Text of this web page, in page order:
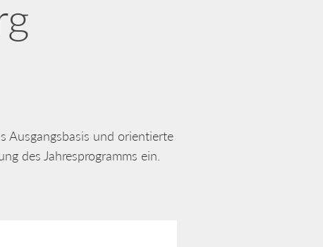
Ausgangsbasis und orientierte
des Jahresprogramms ein.